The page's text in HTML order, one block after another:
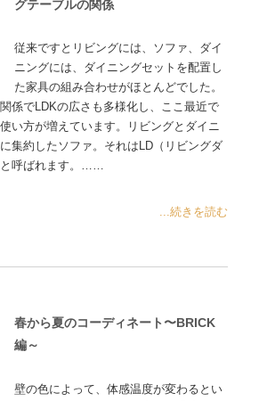
グテーブルの関係
従来ですとリビングには、ソファ、ダイ
ニングには、ダイニングセットを配置し
た家具の組み合わせがほとんどでした。
係でLDKの広さも多様化し、ここ最近で
い方が増えています。リビングとダイニ
集約したソファ。それはLD（リビングダ
と呼ばれます。……
...続きを読む
春から夏のコーディネート〜BRICK
編～
壁の色によって、体感温度が変わるとい